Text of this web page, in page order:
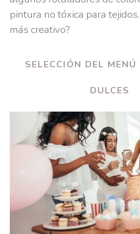
pintura no tóxica para
más creativo?
SELECCIÓN DEL
DULCES